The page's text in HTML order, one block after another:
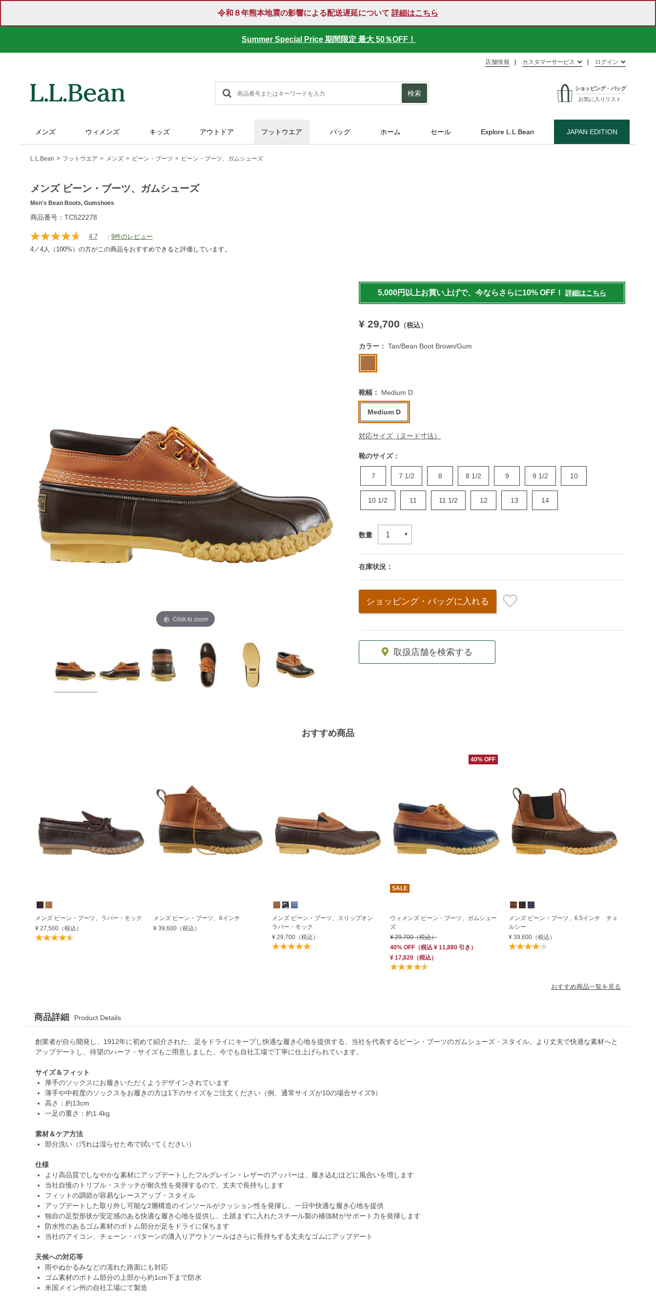
令和８年熊本地震の影響による配送遅延について 詳細はこちら
Summer Special Price 期間限定 最大 50％OFF！
SUMMER SALE 好評開催中！
店舗情報 カスタマーサービス ログイン
検索
ショッピング・バッグ
お気に入りリスト
メンズ ウィメンズ キッズ アウトドア フットウエア バッグ ホーム セール Explore L.L.Bean JAPAN EDITION
L.L.Bean フットウエア メンズ ビーン・ブーツ ビーン・ブーツ、ガムシューズ
メンズ ビーン・ブーツ、ガムシューズ
Men's Bean Boots, Gumshoes
https://www.llbean.co.jp/mens/shoes/beanboots/g/P129448.html
商品番号：TC522278
4.7
レ
ビ
| 9件のレビュー
4／4人（100%）の方がこの商品をおすすめできると評価しています。
Click to zoom
5,000円以上お買い上げで、今ならさらに10% OFF！ 詳細はこちら
¥ 29,700 （税込）
カラー： Tan/Bean Boot Brown/Gum
靴幅： Medium D
Medium D
対応サイズ（ヌード寸法）
靴のサイズ：
7 7 1/2 8 8 1/2 9 9 1/2 10
10 1/2 11 11 1/2 12 13 14
数量
在庫状況：
cart
options
ショッピング・バッグに入れる
取扱店舗を検索する
おすすめ商品
メンズ ビーン・ブーツ、ラバー・モック
¥ 27,500 （税込）
メンズ ビーン・ブーツ、6インチ
¥ 39,600 （税込）
メンズ ビーン・ブーツ、スリップオン
ラバー・モック
¥ 29,700（税込）
40% OFF
SALE
ウィメンズ ビーン・ブーツ、ガムシュー
ズ
¥ 29,700（税込）
40% OFF （税込¥ 11,880 引き）
¥ 17,820 （税込）
メンズ ビーン・ブーツ、6.5インチ チェ
ルシー
¥ 39,600（税込）
おすすめ商品一覧を見る
商品詳細 Product Details
創業者が自ら開発し、1912年に初めて紹介された、足をドライにキープし快適な履き心地を提供する、当社を代表するビーン・ブーツのガムシューズ・スタイル。より丈夫で快適な素材へと
アップデートし、待望のハーフ・サイズもご用意しました。今でも自社工場で丁寧に仕上げられています。
サイズ＆フィット
厚手のソックスにお履きいただくようデザインされています
薄手や中程度のソックスをお履きの方は1下のサイズをご注文ください（例、通常サイズが10の場合サイズ9）
高さ：約13cm
一足の重さ：約1.4kg
素材＆ケア方法
部分洗い（汚れは湿らせた布で拭いてください）
仕様
より高品質でしなやかな素材にアップデートしたフルグレイン・レザーのアッパーは、履き込むほどに風合いを増します
当社自慢のトリプル・ステッチが耐久性を発揮するので、丈夫で長持ちします
フィットの調節が容易なレースアップ・スタイル
アップデートした取り外し可能な2層構造のインソールがクッション性を発揮し、一日中快適な履き心地を提供
独自の足型形状が安定感のある快適な履き心地を提供し、土踏まずに入れたスチール製の補強材がサポート力を発揮します
防水性のあるゴム素材のボトム部分が足をドライに保ちます
当社のアイコン、チェーン・パターンの溝入りアウトソールはさらに長持ちする丈夫なゴムにアップデート
天候への対応等
雨やぬかるみなどの濡れた路面にも対応
ゴム素材のボトム部分の上部から約1cm下まで防水
米国メイン州の自社工場にて製造